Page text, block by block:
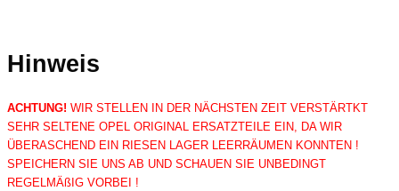
Hinweis
ACHTUNG! WIR STELLEN IN DER NÄCHSTEN ZEIT VERSTÄRTKT
SEHR SELTENE OPEL ORIGINAL ERSATZTEILE EIN, DA WIR
ÜBERASCHEND EIN RIESEN LAGER LEERRÄUMEN KONNTEN !
SPEICHERN SIE UNS AB UND SCHAUEN SIE UNBEDINGT
REGELMÄßIG VORBEI !